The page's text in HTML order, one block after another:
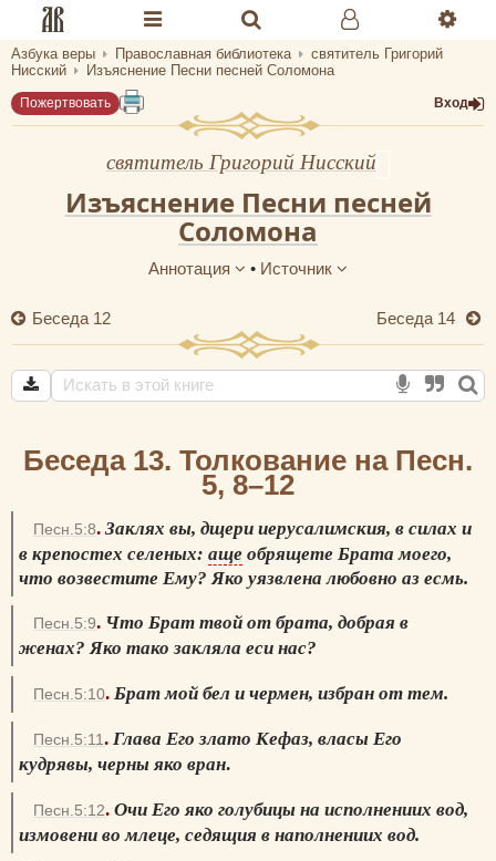
Разделы портала «Азбука веры»
Главная
Библиотеки
Медиа
Проверь себя
Семья и здоровье
Азбука веры Православная библиотека
святитель Григорий
Нисский
Изъяснение Песни песней Соломона
Пожертвовать Вход
святитель Григорий Нисский
Изъяснение Песни песней
Соломона
Аннотация • Источник
Беседа 12 Беседа 14
Беседа 13. Толкование на Песн.
5, 8–12
Песн.5:8. Заклях вы, дщери иерусалимския, в силах и
в крепостех селеных: аще обрящете Брата моего,
что возвестите Ему? Яко уязвлена любовно аз есмь.
Песн.5:9. Что Брат твой от брата, добрая в
женах? Яко тако закляла еси нас?
Песн.5:10. Брат мой бел и чермен, избран от тем.
Песн.5:11. Глава Его злато Кефаз, власы Его
кудрявы, черны яко вран.
Песн.5:12. Очи Его яко голубицы на исполнениих вод,
измовени во млеце, седящия в наполнениих вод.